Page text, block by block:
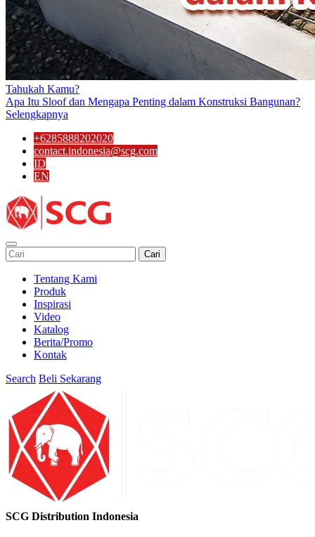
Tahukah Kamu?
Apa Itu Sloof dan Mengapa Penting dalam Konstruksi Bangunan?
Selengkapnya
+6285888202020
contact.indonesia@scg.com
ID
EN
Cari
Tentang Kami
Produk
Inspirasi
Video
Katalog
Berita/Promo
Kontak
Search Beli Sekarang
SCG Distribution Indonesia